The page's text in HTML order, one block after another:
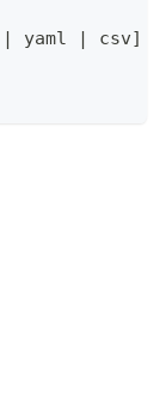
| yaml | csv]